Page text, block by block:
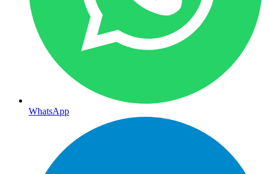
WhatsApp